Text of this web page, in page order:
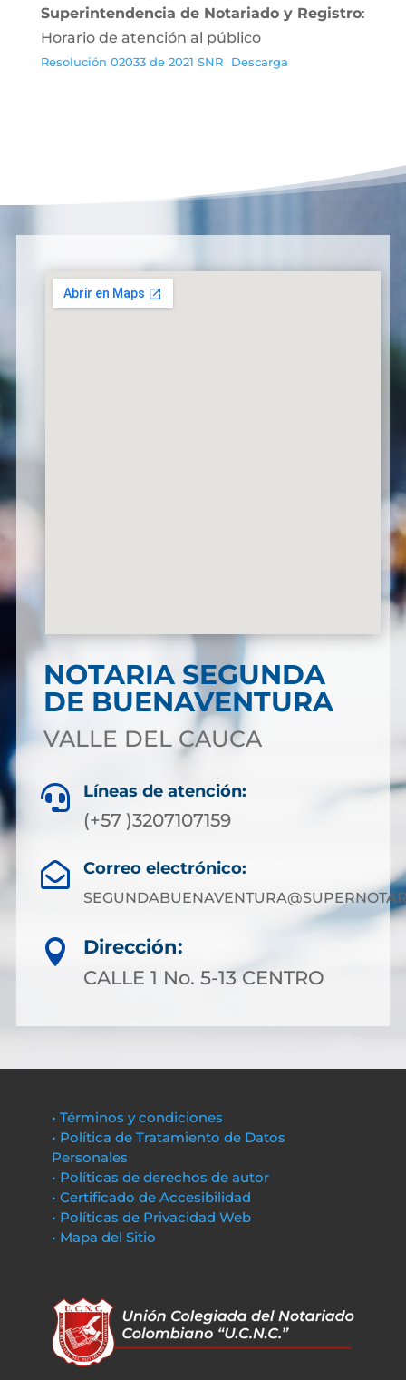
Superintendencia de Notariado y Registro:
Horario de atención al público
Resolución 02033 de 2021 SNR Descarga
NOTARIA SEGUNDA
DE BUENAVENTURA
VALLE DEL CAUCA
 Líneas de atención:
(+57 )3207107159
 Correo electrónico:

Dirección:
CALLE 1 No. 5-13 CENTRO
• Términos y condiciones
• Política de Tratamiento de Datos
Personales
• Políticas de derechos de autor
• Certificado de Accesibilidad
• Políticas de Privacidad Web
• Mapa del Sitio